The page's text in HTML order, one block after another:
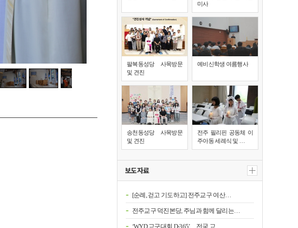
미사
팔복동성당 사목방문
및 견진
예비신학생 여름행사
송천동성당 사목방문
및 견진
전주 필리핀 공동체 이
주아동 세례식 및 …
보도자료
[순례, 걷고 기도하고] 전주교구 여산…
전주교구 덕진본당, 주님과 함께 달리는…
‘WYD 교구대회 D-365’…전국 교…